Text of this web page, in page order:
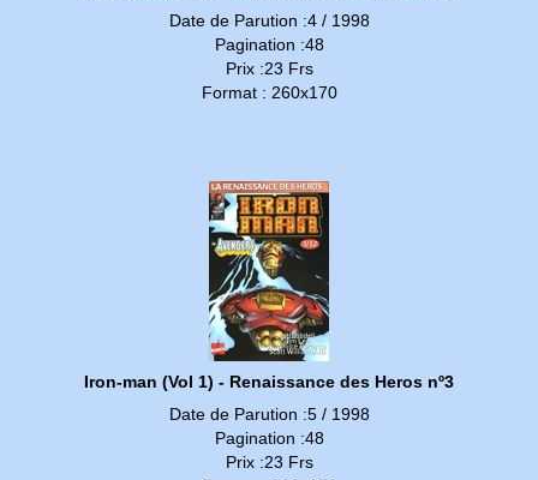
Date de Parution :4 / 1998
Pagination :48
Prix :23 Frs
Format : 260x170
Iron-man (Vol 1) - Renaissance des Heros nº3
Date de Parution :5 / 1998
Pagination :48
Prix :23 Frs